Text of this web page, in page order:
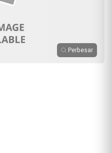
Perbesar